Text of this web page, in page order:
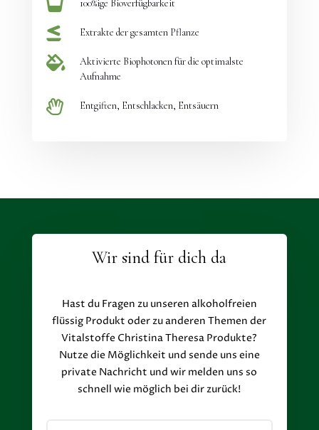
 100%ige Bioverfügbarkeit
 Extrakte der gesamten Pflanze

Aktivierte Biophotonen für die optimalste
Aufnahme
 Entgiften, Entschlacken, Entsäuern
Wir sind für dich da
Hast du Fragen zu unseren alkoholfreien
flüssig Produkt oder zu anderen Themen der
Vitalstoffe Christina Theresa Produkte?
Nutze die Möglichkeit und sende uns eine
private Nachricht und wir melden uns so
schnell wie möglich bei dir zurück!